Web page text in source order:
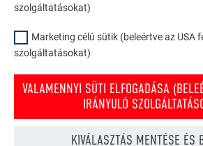
megszokott keretek között maradnia.
Mindig kritikus szemmel figyelték a
építészet közötti nézeteltéréseket,
konzekvensen bánni. Együttműködő
mentén választották. Így jutottak el a
is, melynek vezetőjét már a tervezési
akinek személyes lelkesedése a
szolgáltatásokat)
Marketing célú sütik (beleértve az USA
szolgáltatásokat)
VALAMENNYI SÜTI ELFOGADÁSA
IRÁNYULÓ
KIVÁLASZTÁS MENTÉSE ÉS